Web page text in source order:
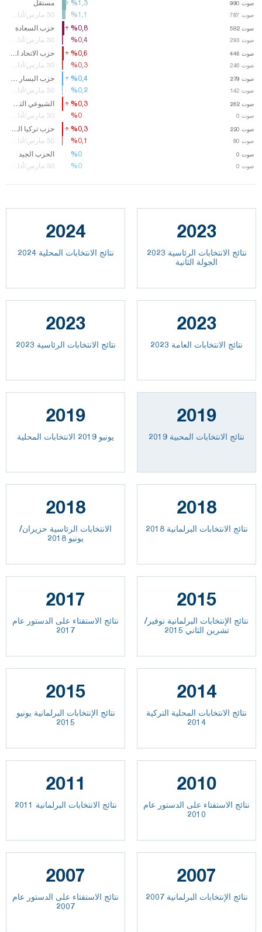
مستقل %1,3 990 صوت %1,3 990 صوت
%1,1 787 صوت %1,1 787 صوت
حزب السعادة
حزب الاتحاد الكبير
حزب اليسار الديمقراطي
%0,8 582 صوت
%0,6 446 صوت
%0,4 279 صوت
%0,8 582 صوت
%0,6 446 صوت
%0,4 279 صوت
%0,4 293 صوت
%0,3 246 صوت
%0,2 142 صوت
%0,4 293 صوت
%0,3 246 صوت
%0,2 142 صوت
الشيوعي التركي
حزب تركيا العظمى
الحزب الجيد
%0,3 262 صوت
%0,3 220 صوت
%0 0 صوت
%0,3 262 صوت
%0,3 220 صوت
%0
%0 0 صوت
%0,1 80 صوت
%0 0 صوت
%0
%0,1 80 صوت
%0
2024
نتائج الانتخابات المحلية 2024
2023
نتائج الانتخابات الرئاسية 2023
الجولة الثانية
2023
نتائج الانتخابات الرئاسية 2023
2023
2023 نتائج الانتخابات العامة
2019
يونيو 2019 الانتخابات المحلية
2019
نتائج الانتخابات المحبية 2019
2018
الانتخابات الرئاسية حزيران/
يونيو 2018
2018
نتائج الانتخابات البرلمانية 2018
2017
نتائج الاستفتاء على الدستور عام
2017
2015
نتائج الإنتخابات البرلمانية نوفير/
تشرين الثاني 2015
2015
نتائج الإنتخابات البرلمانية يونيو
2015
2014
نتائج الانتخابات المحلية التركية
2014
2011
نتائج الانتخابات البرلمانية 2011
2010
نتائج الاستفتاء على الدستور عام
2010
2007
نتائج الاستفتاء على الدستور عام
2007
2007
نتائج الإنتخابات البرلمانية 2007